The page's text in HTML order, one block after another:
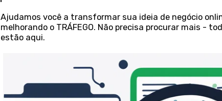
Ajudamos você a transformar sua ideia de negócio
melhorando o TRÁFEGO. Não precisa procurar mais -
estão aqui.